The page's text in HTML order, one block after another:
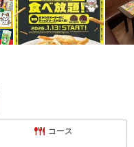
コース